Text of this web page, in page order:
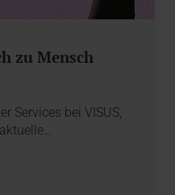
zu Mensch
Services bei VISUS,